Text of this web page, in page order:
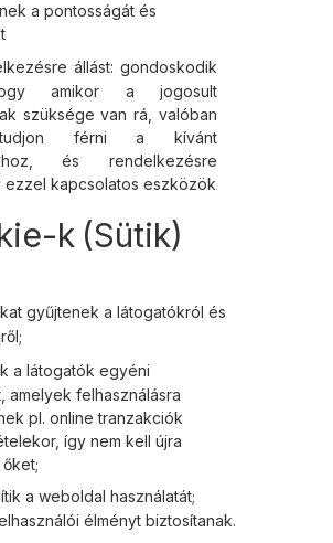
a pontosságát és
állást: gondoskodik
amikor a jogosult
szüksége van rá, valóban
férni a kívánt
és rendelkezésre
ezzel kapcsolatos eszközök
k (Sütik)
gyűjtenek a látogatókról és
a látogatók egyéni
amelyek felhasználásra
pl. online tranzakciók
így nem kell újra
őket;
a weboldal használatát;
élményt biztosítanak.